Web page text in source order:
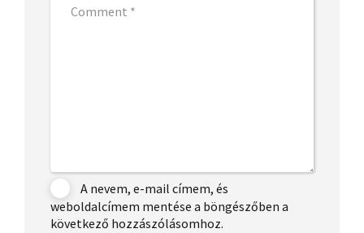
A nevem, e-mail címem, és
weboldalcímem mentése a böngészőben a
következő hozzászólásomhoz.